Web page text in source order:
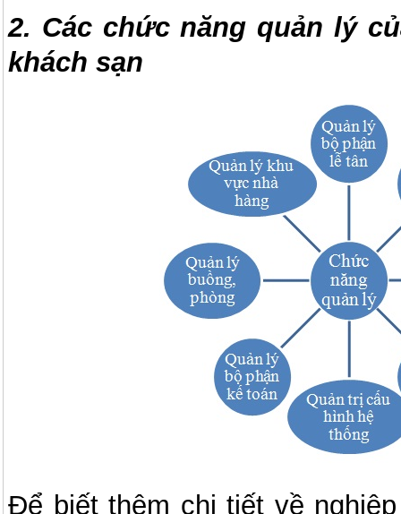
2. Các chức năng quản lý
khách sạn
Để biết thêm chi tiết về